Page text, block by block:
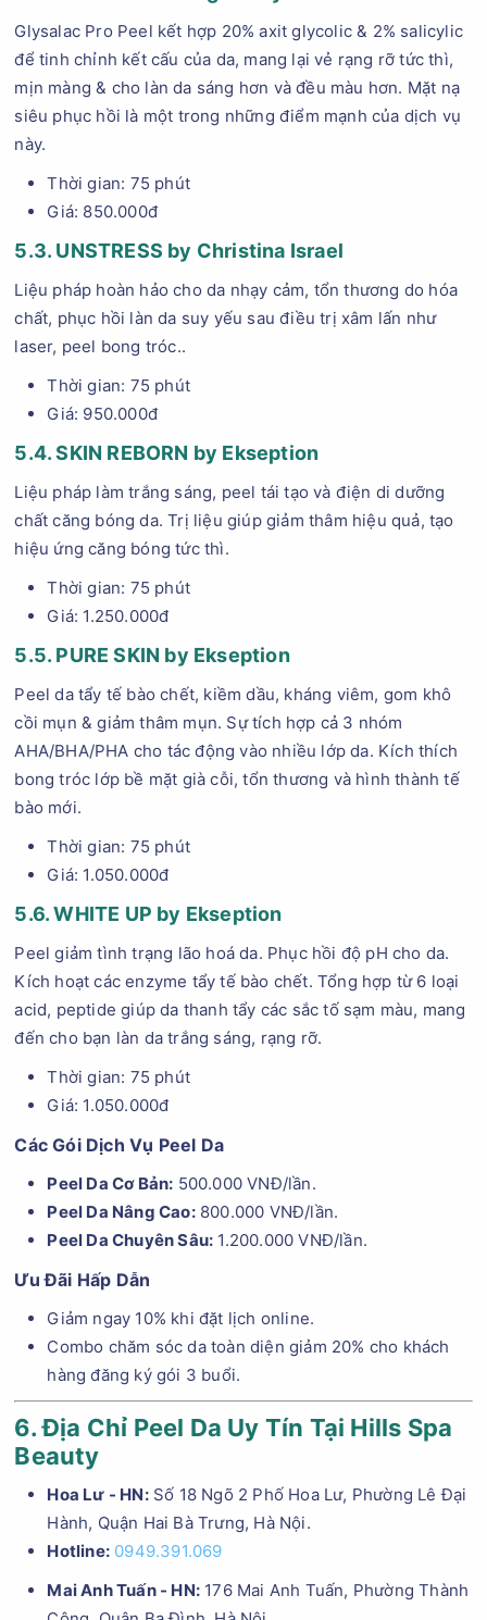
Glysalac Pro Peel kết hợp 20% axit glycolic & 2% salicylic
để tinh chỉnh kết cấu của da, mang lại vẻ rạng rỡ tức thì,
mịn màng & cho làn da sáng hơn và đều màu hơn. Mặt nạ
siêu phục hồi là một trong những điểm mạnh của dịch vụ
này.
Thời gian: 75 phút
Giá: 850.000đ
5.3. UNSTRESS by Christina Israel
Liệu pháp hoàn hảo cho da nhạy cảm, tổn thương do hóa
chất, phục hồi làn da suy yếu sau điều trị xâm lấn như
laser, peel bong tróc..
Thời gian: 75 phút
Giá: 950.000đ
5.4. SKIN REBORN by Ekseption
Liệu pháp làm trắng sáng, peel tái tạo và điện di dưỡng
chất căng bóng da. Trị liệu giúp giảm thâm hiệu quả, tạo
hiệu ứng căng bóng tức thì.
Thời gian: 75 phút
Giá: 1.250.000đ
5.5. PURE SKIN by Ekseption
Peel da tẩy tế bào chết, kiềm dầu, kháng viêm, gom khô
cồi mụn & giảm thâm mụn. Sự tích hợp cả 3 nhóm
AHA/BHA/PHA cho tác động vào nhiều lớp da. Kích thích
bong tróc lớp bề mặt già cỗi, tổn thương và hình thành tế
bào mới.
Thời gian: 75 phút
Giá: 1.050.000đ
5.6. WHITE UP by Ekseption
Peel giảm tình trạng lão hoá da. Phục hồi độ pH cho da.
Kích hoạt các enzyme tẩy tế bào chết. Tổng hợp từ 6 loại
acid, peptide giúp da thanh tẩy các sắc tố sạm màu, mang
đến cho bạn làn da trắng sáng, rạng rỡ.
Thời gian: 75 phút
Giá: 1.050.000đ
Các Gói Dịch Vụ Peel Da
Peel Da Cơ Bản: 500.000 VNĐ/lần.
Peel Da Nâng Cao:800.000 VNĐ/lần.
Peel Da Chuyên Sâu: 1.200.000 VNĐ/lần.
Ưu Đãi Hấp Dẫn
Giảm ngay 10% khi đặt lịch online.
Combo chăm sóc da toàn diện giảm 20% cho khách
hàng đăng ký gói 3 buổi.
6. Địa Chỉ Peel Da Uy Tín Tại Hills Spa
Beauty
Hoa Lư - HN:Số 18 Ngõ 2 Phố Hoa Lư, Phường Lê Đại
Hành, Quận Hai Bà Trưng, Hà Nội.
Hotline: 0949.391.069
Mai Anh Tuấn - HN: 176 Mai Anh Tuấn, Phường Thành